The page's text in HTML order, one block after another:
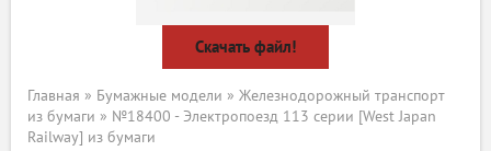
Скачать файл!
Главная » Бумажные модели » Железнодорожный транспорт
из бумаги » №18400 - Электропоезд 113 серии [West Japan
Railway] из бумаги